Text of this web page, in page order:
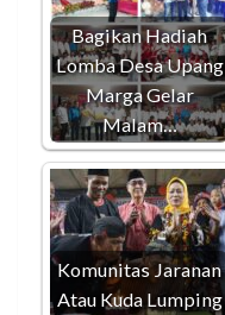
Bagikan Hadiah
Lomba Desa Upang
Marga Gelar
Malam…
Komunitas Jaranan
Atau Kuda Lumping